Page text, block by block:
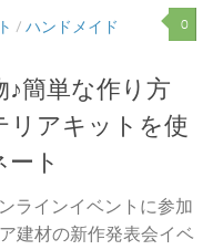
0
/ ハンドメイド
簡単な作り方
リアキットを使
ト
ラインイベントに参加
建材の新作発表会イベ